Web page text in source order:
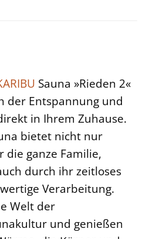
Sauna »Rieden 2«
der Entspannung und
in Ihrem Zuhause.
bietet nicht nur
die ganze Familie,
durch ihr zeitloses
Verarbeitung.
Welt der
und genießen